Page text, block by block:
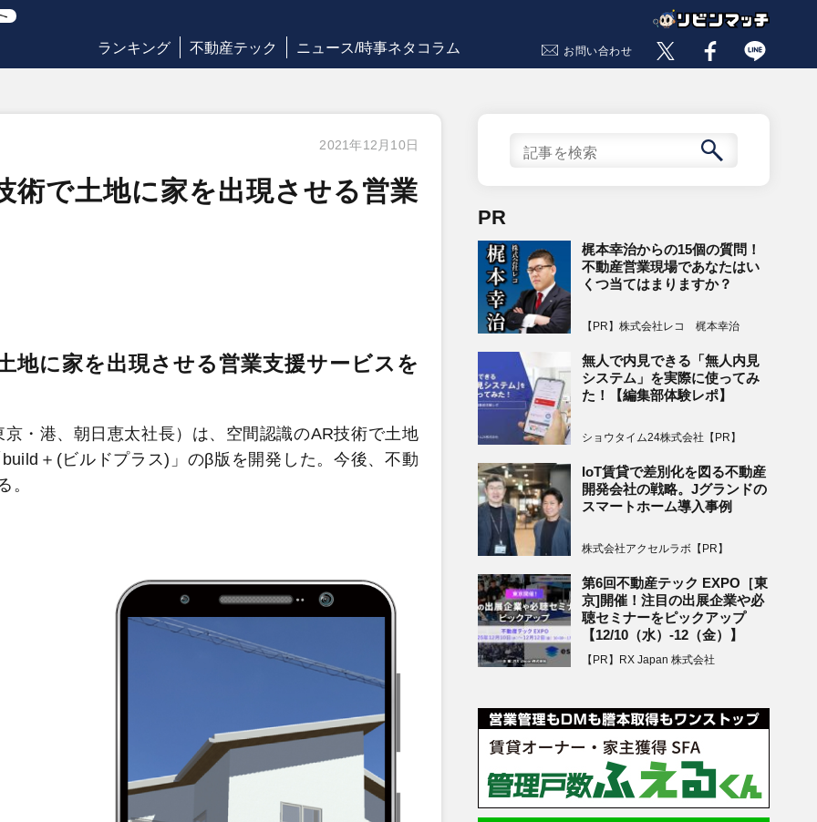
ランキング 不動産テック ニュース/時事ネタコラム お問い合わせ
2021年12月10日
で土地に家を出現させる営業
に家を出現させる営業支援サービスを
・港、朝日恵太社長）は、空間認識のAR技術で土地
＋(ビルドプラス)」のβ版を開発した。今後、不動
。
PR
梶本幸治からの15個の質問！
不動産営業現場であなたはい
くつ当てはまりますか？
【PR】株式会社レコ 梶本幸治
無人で内見できる「無人内見
システム」を実際に使ってみ
た！【編集部体験レポ】
ショウタイム24株式会社【PR】
IoT賃貸で差別化を図る不動産
開発会社の戦略。Jグランドの
スマートホーム導入事例
株式会社アクセルラボ【PR】
第6回不動産テック EXPO［東
京]開催！注目の出展企業や必
聴セミナーをピックアップ
【12/10（水）-12（金）】
【PR】RX Japan 株式会社